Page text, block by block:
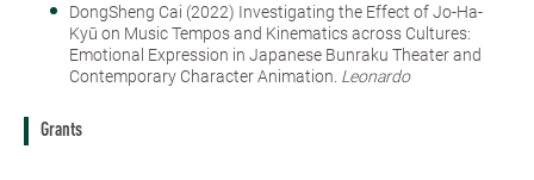
DongSheng Cai (2022) Investigating the Effect of Jo-Ha-
Kyū on Music Tempos and Kinematics across Cultures:
Emotional Expression in Japanese Bunraku Theater and
Contemporary Character Animation. Leonardo
Grants